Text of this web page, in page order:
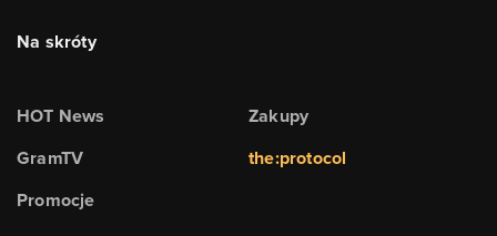
Na skróty
HOT News
GramTV
Promocje
Zakupy
the:protocol